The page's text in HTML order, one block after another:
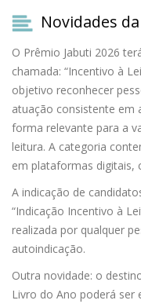
Novidades
O Prêmio Jabuti 2026
chamada: “Incentivo à
objetivo reconhecer
atuação consistente em
forma relevante para a
leitura. A categoria
em plataformas digitais,
A indicação de
“Indicação Incentivo à
realizada por qualquer
autoindicação.
Outra novidade: o
Livro do Ano poderá